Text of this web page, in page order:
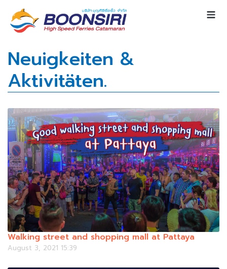
Neuigkeiten &
Aktivitäten.
Walking street and shopping mall at Pattaya
August 3, 2021 15:39